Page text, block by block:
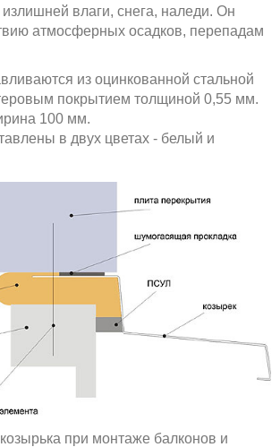
излишней влаги, снега, наледи. Он
атмосферных осадков, перепадам
из оцинкованной стальной
покрытием толщиной 0,55 мм.
100 мм.
в двух цветах - белый и
при монтаже балконов и